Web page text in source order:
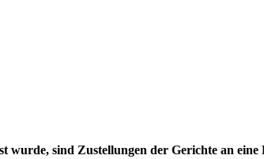
wurde, sind Zustellungen der Gerichte an